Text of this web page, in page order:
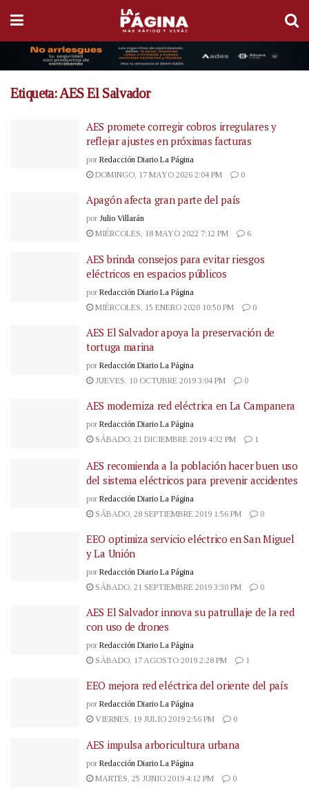
Etiqueta:AES El Salvador
AES promete corregir cobros irregulares y
reflejar ajustes en próximas facturas
por Redacción Diario La Página
DOMINGO, 17 MAYO 2026 2:04 PM
0
Apagón afecta gran parte del país
por Julio Villarán
MIÉRCOLES, 18 MAYO 2022 7:12 PM
6
AES brinda consejos para evitar riesgos
eléctricos en espacios públicos
por Redacción Diario La Página
MIÉRCOLES, 15 ENERO 2020 10:50 PM
0
AES El Salvador apoya la preservación de
tortuga marina
por Redacción Diario La Página
JUEVES, 10 OCTUBRE 2019 3:04 PM
0
AES moderniza red eléctrica en La Campanera
por Redacción Diario La Página
SÁBADO, 21 DICIEMBRE 2019 4:32 PM
1
AES recomienda a la población hacer buen uso
del sistema eléctricos para prevenir accidentes
por Redacción Diario La Página
SÁBADO, 28 SEPTIEMBRE 2019 1:56 PM
0
EEO optimiza servicio eléctrico en San Miguel
y La Unión
por Redacción Diario La Página
SÁBADO, 21 SEPTIEMBRE 2019 3:30 PM
0
AES El Salvador innova su patrullaje de la red
con uso de drones
por Redacción Diario La Página
SÁBADO, 17 AGOSTO 2019 2:28 PM
1
EEO mejora red eléctrica del oriente del país
por Redacción Diario La Página
VIERNES, 19 JULIO 2019 2:56 PM
0
AES impulsa arboricultura urbana
por Redacción Diario La Página
MARTES, 25 JUNIO 2019 4:12 PM
0